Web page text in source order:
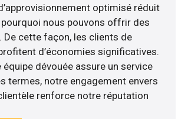
optimisé réduit
pourquoi nous pouvons offrir des
cette façon, les clients de
d’économies significatives.
équipe dévouée assure un service
termes, notre engagement envers
renforce notre réputation